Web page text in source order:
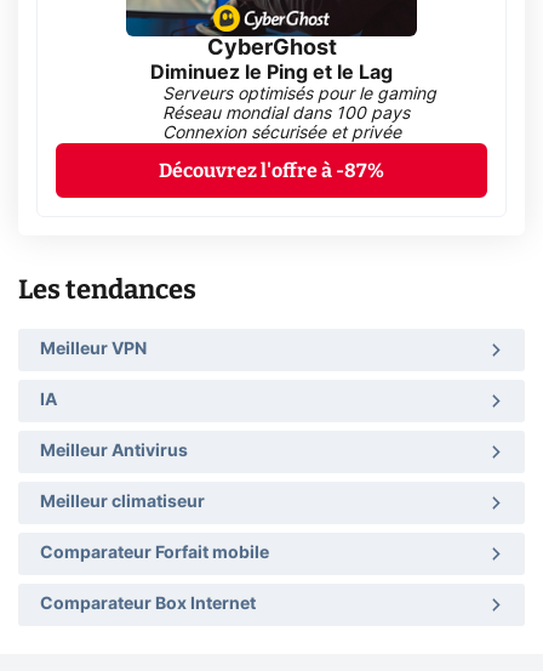
CyberGhost
Diminuez le Ping et le Lag
Serveurs optimisés pour le gaming
Réseau mondial dans 100 pays
Connexion sécurisée et privée
Découvrez l'offre à -87%
Les tendances
Meilleur VPN
IA
Meilleur Antivirus
Meilleur climatiseur
Comparateur Forfait mobile
Comparateur Box Internet